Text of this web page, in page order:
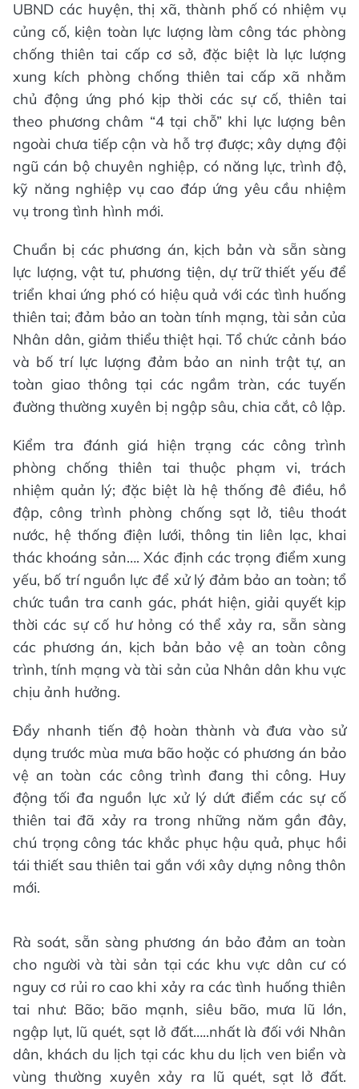
UBND các huyện, thị xã, thành phố có nhiệm vụ
củng cố, kiện toàn lực lượng làm công tác phòng
chống thiên tai cấp cơ sở, đặc biệt là lực lượng
xung kích phòng chống thiên tai cấp xã nhằm
chủ động ứng phó kịp thời các sự cố, thiên tai
theo phương châm “4 tại chỗ” khi lực lượng bên
ngoài chưa tiếp cận và hỗ trợ được; xây dựng đội
ngũ cán bộ chuyên nghiệp, có năng lực, trình độ,
kỹ năng nghiệp vụ cao đáp ứng yêu cầu nhiệm
vụ trong tình hình mới.
Chuẩn bị các phương án, kịch bản và sẵn sàng
lực lượng, vật tư, phương tiện, dự trữ thiết yếu để
triển khai ứng phó có hiệu quả với các tình huống
thiên tai; đảm bảo an toàn tính mạng, tài sản của
Nhân dân, giảm thiểu thiệt hại. Tổ chức cảnh báo
và bố trí lực lượng đảm bảo an ninh trật tự, an
toàn giao thông tại các ngầm tràn, các tuyến
đường thường xuyên bị ngập sâu, chia cắt, cô lập.
Kiểm tra đánh giá hiện trạng các công trình
phòng chống thiên tai thuộc phạm vi, trách
nhiệm quản lý; đặc biệt là hệ thống đê điều, hồ
đập, công trình phòng chống sạt lở, tiêu thoát
nước, hệ thống điện lưới, thông tin liên lạc, khai
thác khoáng sản…. Xác định các trọng điểm xung
yếu, bố trí nguồn lực để xử lý đảm bảo an toàn; tổ
chức tuần tra canh gác, phát hiện, giải quyết kịp
thời các sự cố hư hỏng có thể xảy ra, sẵn sàng
các phương án, kịch bản bảo vệ an toàn công
trình, tính mạng và tài sản của Nhân dân khu vực
chịu ảnh hưởng.
Đẩy nhanh tiến độ hoàn thành và đưa vào sử
dụng trước mùa mưa bão hoặc có phương án bảo
vệ an toàn các công trình đang thi công. Huy
động tối đa nguồn lực xử lý dứt điểm các sự cố
thiên tai đã xảy ra trong những năm gần đây,
chú trọng công tác khắc phục hậu quả, phục hồi
tái thiết sau thiên tai gắn với xây dựng nông thôn
mới.
Rà soát, sẵn sàng phương án bảo đảm an toàn
cho người và tài sản tại các khu vực dân cư có
nguy cơ rủi ro cao khi xảy ra các tình huống thiên
tai như: Bão; bão mạnh, siêu bão, mưa lũ lớn,
ngập lụt, lũ quét, sạt lở đất…..nhất là đối với Nhân
dân, khách du lịch tại các khu du lịch ven biển và
vùng thường xuyên xảy ra lũ quét, sạt lở đất.